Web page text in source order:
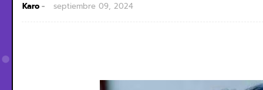
Karo septiembre 09, 2024